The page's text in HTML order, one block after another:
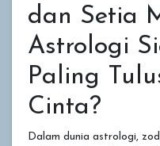
dan Setia
Astrologi
Paling
Cinta?
Dalam dunia astrologi,